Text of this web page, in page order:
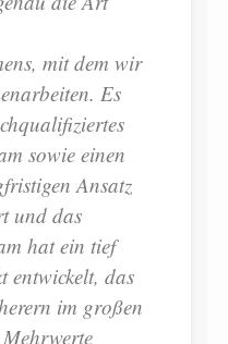
mit dem wir
Es
sowie einen
Ansatz
und das
hat ein tief
entwickelt, das
im großen